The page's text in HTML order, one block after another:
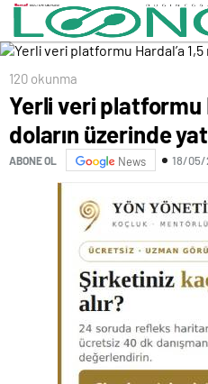
120 okunma
Yerli veri platformu
doların üzerinde
ABONE OL News 18/05/